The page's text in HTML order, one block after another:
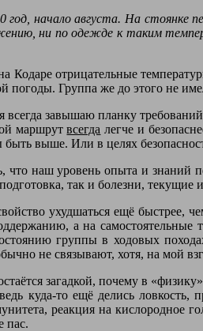
начало августа. На стоянке
ни по одежде к таким
Кодаре отрицательные
погоды. Группа же до этого не
завышаю планку
маршрутвсегда легче и
выше. Или в целях
что наш уровень опыта и знаний
так и болезни,
ухудшаться ещё быстрее,
а на
группы в ходовых
не связывают, хотя, на мой
загадкой, почему в
куда-то ещё делись
реакция на кислородное
пас.